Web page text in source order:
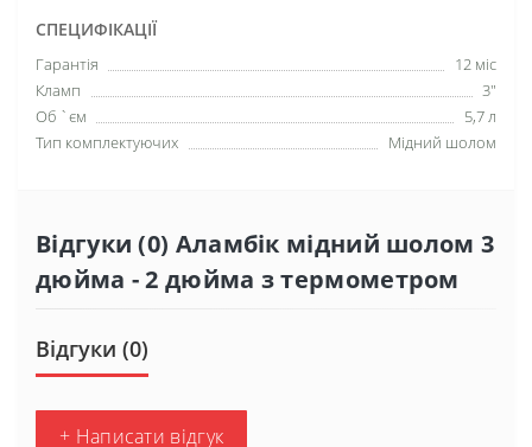
СПЕЦИФІКАЦІЇ
Гарантія
12 міс
Кламп
3"
Об `єм
5,7 л
Тип комплектуючих
Мідний шолом
Відгуки (0) Аламбік мідний шолом 3
дюйма - 2 дюйма з термометром
Відгуки (0)
+ Написати відгук